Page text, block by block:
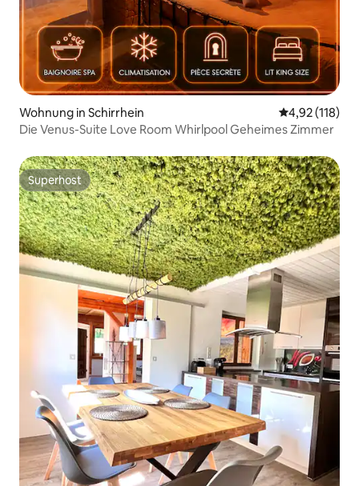
Wohnung in Schirrhein
4,92 (118)
Die Venus-Suite Love Room Whirlpool Geheimes Zimmer
Superhost
Superhost